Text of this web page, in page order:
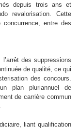
depuis trois ans et
revalorisation. Cette
entre des
des suppressions
de qualité, ce qui
des concours.
plan pluriannuel de
de carrière commun
liant qualification